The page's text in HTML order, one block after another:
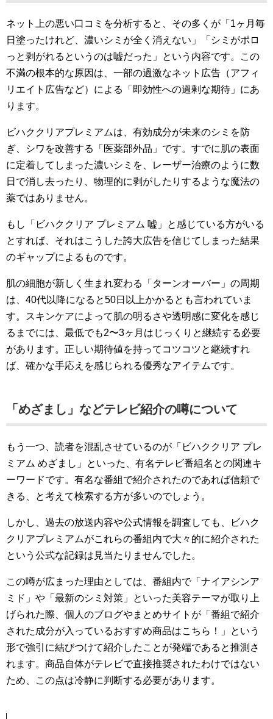
ネット上の悪い口コミを分析すると、その多くが「1ヶ月毎
日塗ったけれど、濃いシミが全く消えない」「シミがポロ
っと剥がれるというのは嘘だった」という内容です。この
不満の根本的な原因は、一部の過激なネット広告（アフィ
リエイト広告など）による「即効性への過剰な期待」にあ
ります。
ビハククリアプレミアムは、有効成分が未来のシミを防
ぎ、シワを改善する「医薬部外品」です。すでに肌の表面
に定着してしまった濃いシミを、レーザー治療のように数
日で消し去ったり、物理的に剥がしたりするような魔法の
薬ではありません。
もし「ビハククリア プレミアム 嘘」と感じている方がいる
とすれば、それはこうした誇大広告を信じてしまった結果
のギャップによるものです。
肌の細胞が新しく生まれ変わる「ターンオーバー」の周期
は、40代以降になると50日以上かかるとも言われていま
す。スキンケアによって肌の明るさや透明感に変化を感じ
るまでには、最低でも2〜3ヶ月はじっくりと継続する必要
があります。正しい期待値を持ってコツコツと継続すれ
ば、確かな手応えを感じられる優秀なアイテムです。
「めざまし」などテレビ紹介の噂について
もう一つ、読者を混乱させているのが「ビハククリア プレ
ミアム めざまし」といった、有名テレビ番組名との関連キ
ーワードです。有名な番組で紹介されたのであれば信頼で
きる、と考えて検索する方が多いのでしょう。
しかし、過去の放送内容や公式情報を調査しても、ビハク
クリアプレミアムがこれらの番組内で大々的に紹介された
という公式な記録は見当たりませんでした。
この噂が広まった理由としては、番組内で「ナイアシンア
ミド」や「最新のシミ対策」といった美容テーマが取り上
げられた際、個人のブログやまとめサイトが「番組で紹介
された成分が入っているおすすめ商品はこちら！」という
形で強引に結びつけて紹介したことが発端であると推測さ
れます。商品自体がテレビで直接推奨されたわけではない
ため、この点は冷静に判断する必要があります。